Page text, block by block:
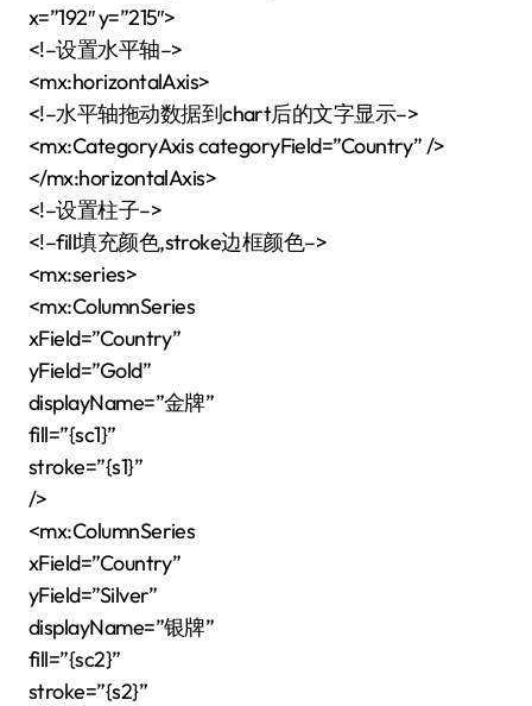
x=”192″ y=”215″>
<!–设置水平轴–>
<mx:horizontalAxis>
<!–水平轴拖动数据到chart后的文字显示–>
<mx:CategoryAxis categoryField=”Country” />
</mx:horizontalAxis>
<!–设置柱子–>
<!–fill填充颜色,stroke边框颜色–>
<mx:series>
<mx:ColumnSeries
xField=”Country”
yField=”Gold”
displayName=”金牌”
fill=”{sc1}”
stroke=”{s1}”
/>
<mx:ColumnSeries
xField=”Country”
yField=”Silver”
displayName=”银牌”
fill=”{sc2}”
stroke=”{s2}”